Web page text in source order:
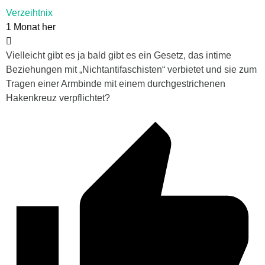
Verzeihtnix
1 Monat her
Vielleicht gibt es ja bald gibt es ein Gesetz, das intime
Beziehungen mit „Nichtantifaschisten“ verbietet und sie zum
Tragen einer Armbinde mit einem durchgestrichenen
Hakenkreuz verpflichtet?